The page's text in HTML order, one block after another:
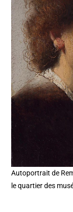
Autoportrait de
le quartier des